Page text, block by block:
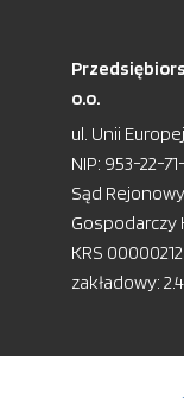
o.o.
ul. Unii
NIP: 953-22-
Sąd
Gospodarczy
KRS
zakładowy: